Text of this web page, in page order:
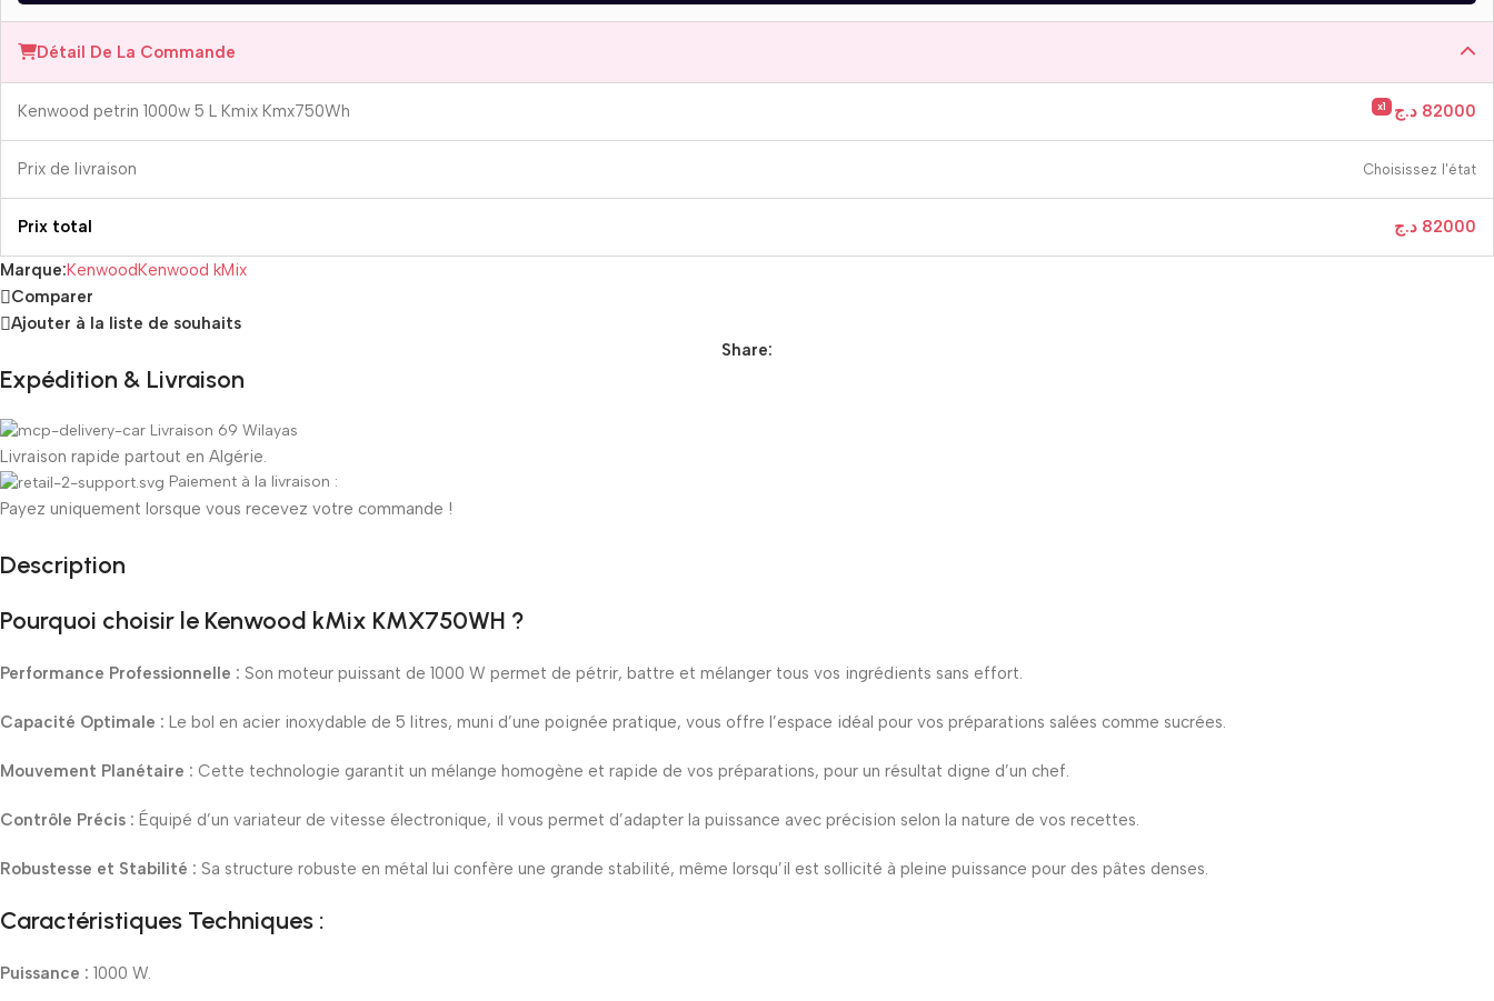
Détail De La Commande
Kenwood petrin 1000w 5 L Kmix Kmx750Wh x1 82000 د.ج
Prix ​​de livraison Choisissez l'état
Prix ​​total 82000 د.ج
Marque:KenwoodKenwood kMix
Comparer
Ajouter à la liste de souhaits
Share:
Expédition & Livraison
Livraison 69 Wilayas
Livraison rapide partout en Algérie.
Paiement à la livraison :
Payez uniquement lorsque vous recevez votre commande !
Description
Pourquoi choisir le Kenwood kMix KMX750WH ?
Performance Professionnelle : Son moteur puissant de 1000 W permet de pétrir, battre et mélanger tous vos ingrédients sans effort.
Capacité Optimale : Le bol en acier inoxydable de 5 litres, muni d’une poignée pratique, vous offre l’espace idéal pour vos préparations salées comme sucrées.
Mouvement Planétaire : Cette technologie garantit un mélange homogène et rapide de vos préparations, pour un résultat digne d’un chef.
Contrôle Précis : Équipé d’un variateur de vitesse électronique, il vous permet d’adapter la puissance avec précision selon la nature de vos recettes.
Robustesse et Stabilité : Sa structure robuste en métal lui confère une grande stabilité, même lorsqu’il est sollicité à pleine puissance pour des pâtes denses.
Caractéristiques Techniques :
Puissance : 1000 W.